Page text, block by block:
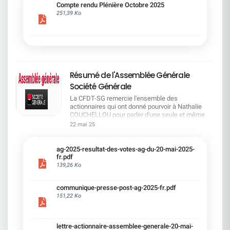
cadre du dialogue social.Bonne lecture !
Compte rendu Plénière Octobre 2025
251,39 Ko
Résumé de l'Assemblée Générale
Société Générale
La CFDT-SG remercie l'ensemble des
actionnaires qui ont donné pourvoir à Nathalie
COUCHELLOU pour parler d'une seule et même
voix.L'assemblée Générale s'est ouverte avec 4
souligné la forte amélioration en 2024 de tous les
facteurs financiers et le premier trimestre 2025
encourageant.Le Directeur Général, Slawomir
solide. Etre une banque simple et intégrée. Etre
une banque efficace. Etre une banque rentable. Le
22 mai 25
ag-2025-resultat-des-votes-ag-du-20-mai-2025-
fr.pdf
139,26 Ko
communique-presse-post-ag-2025-fr.pdf
151,22 Ko
lettre-actionnaire-assemblee-generale-20-mai-